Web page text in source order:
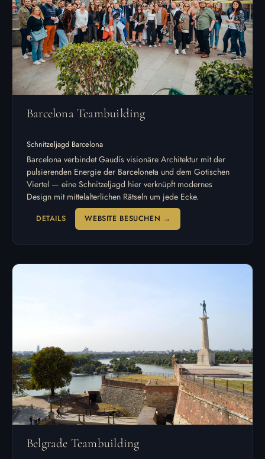
Barcelona Teambuilding
Schnitzeljagd Barcelona
Barcelona verbindet Gaudís visionäre Architektur mit der
pulsierenden Energie der Barceloneta und dem Gotischen
Viertel — eine Schnitzeljagd hier verknüpft modernes
Design mit mittelalterlichen Rätseln um jede Ecke.
DETAILS WEBSITE BESUCHEN →
Belgrade Teambuilding